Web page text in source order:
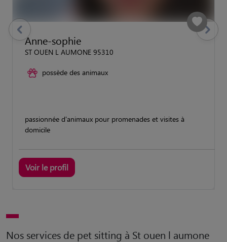
Anne-sophie
ST OUEN L AUMONE 95310
possède des animaux
passionnée d'animaux pour promenades et visites à
domicile
Voir le profil
previous Suivant
Nos services de pet sitting à St ouen l aumone